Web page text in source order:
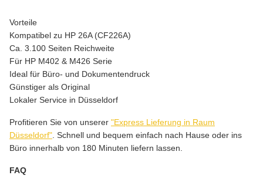
Vorteile
Kompatibel zu HP 26A (CF226A)
Ca. 3.100 Seiten Reichweite
Für HP M402 & M426 Serie
Ideal für Büro- und Dokumentendruck
Günstiger als Original
Lokaler Service in Düsseldorf
Profitieren Sie von unserer "Express Lieferung in Raum
Düsseldorf" . Schnell und bequem einfach nach Hause oder ins
Büro innerhalb von 180 Minuten liefern lassen.
FAQ